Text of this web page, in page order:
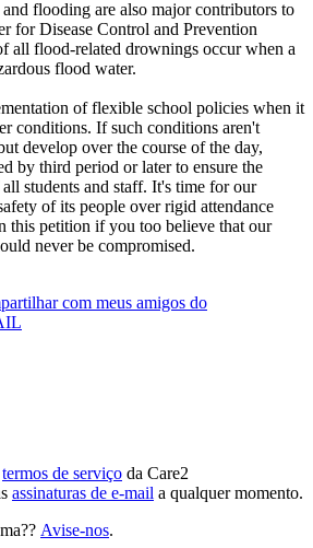
flooding are also major contributors to
for Disease Control and Prevention
all flood-related drownings occur when a
flood water.
of flexible school policies when it
conditions. If such conditions aren't
develop over the course of the day,
by third period or later to ensure the
students and staff. It's time for our
of its people over rigid attendance
this petition if you too believe that our
never be compromised.
com meus amigos do
termos de serviço da Care2
assinaturas de e-mail a qualquer momento.
Avise-nos.